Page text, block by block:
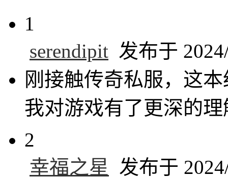
1
serendipit 发布于
刚接触传奇私服，这
我对游戏有了更深的
2
幸福之星
发布于